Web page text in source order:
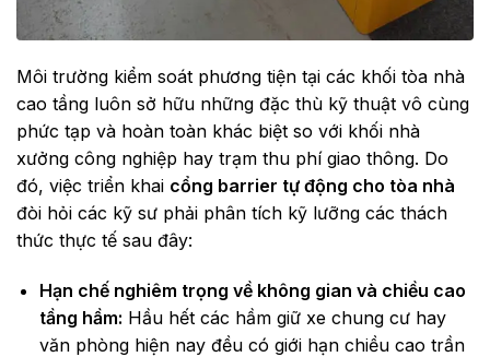
Môi trường kiểm soát phương tiện tại các khối tòa nhà
cao tầng luôn sở hữu những đặc thù kỹ thuật vô cùng
phức tạp và hoàn toàn khác biệt so với khối nhà
xưởng công nghiệp hay trạm thu phí giao thông. Do
đó, việc triển khai cổng barrier tự động cho tòa nhà
đòi hỏi các kỹ sư phải phân tích kỹ lưỡng các thách
thức thực tế sau đây:
Hạn chế nghiêm trọng về không gian và chiều cao
tầng hầm: Hầu hết các hầm giữ xe chung cư hay
văn phòng hiện nay đều có giới hạn chiều cao trần